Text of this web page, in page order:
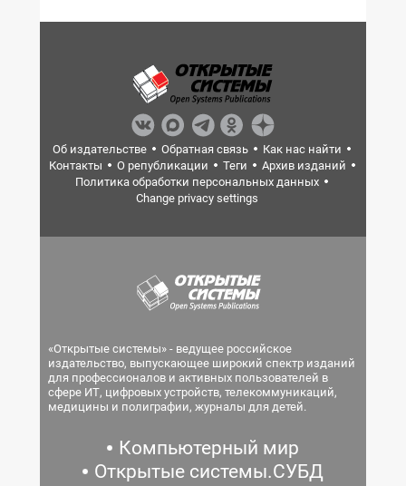
Об издательстве Обратная связь
Как нас найти
Контакты
О републикации Теги
Архив изданий
Политика обработки персональных данных
Change privacy settings
«Открытые системы» - ведущее российское
издательство, выпускающее широкий спектр изданий
для профессионалов и активных пользователей в
сфере ИТ, цифровых устройств, телекоммуникаций,
медицины и полиграфии, журналы для детей.
Компьютерный мир
Открытые системы.СУБД